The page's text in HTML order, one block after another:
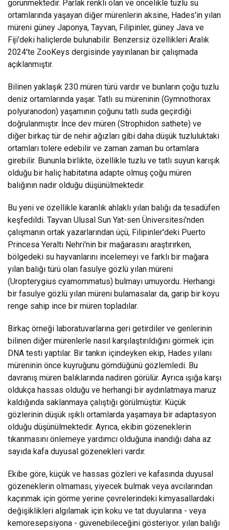
görünmektedir. Parlak renkli olan ve öncelikle tuzlu su
ortamlarında yaşayan diğer mürenlerin aksine, Hades'in yılan
müreni güney Japonya, Tayvan, Filipinler, güney Java ve
Fiji'deki haliçlerde bulunabilir. Benzersiz özellikleri Aralık
2024'te ZooKeys dergisinde yayınlanan bir çalışmada
açıklanmıştır.
Bilinen yaklaşık 230 müren türü vardır ve bunların çoğu tuzlu
deniz ortamlarında yaşar. Tatlı su müreninin (Gymnothorax
polyuranodon) yaşamının çoğunu tatlı suda geçirdiği
doğrulanmıştır. İnce dev müren (Strophidon sathete) ve
diğer birkaç tür de nehir ağızları gibi daha düşük tuzluluktaki
ortamları tolere edebilir ve zaman zaman bu ortamlara
girebilir. Bununla birlikte, özellikle tuzlu ve tatlı suyun karışık
olduğu bir haliç habitatına adapte olmuş çoğu müren
balığının nadir olduğu düşünülmektedir.
Bu yeni ve özellikle karanlık ahlaklı yılan balığı da tesadüfen
keşfedildi. Tayvan Ulusal Sun Yat-sen Üniversitesi'nden
çalışmanın ortak yazarlarından üçü, Filipinler'deki Puerto
Princesa Yeraltı Nehri'nin bir mağarasını araştırırken,
bölgedeki su hayvanlarını incelemeyi ve farklı bir mağara
yılan balığı türü olan fasulye gözlü yılan müreni
(Uropterygius cyamommatus) bulmayı umuyordu. Herhangi
bir fasulye gözlü yılan müreni bulamasalar da, garip bir koyu
renge sahip ince bir müren topladılar.
Birkaç örneği laboratuvarlarına geri getirdiler ve genlerinin
bilinen diğer mürenlerle nasıl karşılaştırıldığını görmek için
DNA testi yaptılar. Bir tankın içindeyken ekip, Hades yılanı
müreninin önce kuyruğunu gömdüğünü gözlemledi. Bu
davranış müren balıklarında nadiren görülür. Ayrıca ışığa karşı
oldukça hassas olduğu ve herhangi bir aydınlatmaya maruz
kaldığında saklanmaya çalıştığı görülmüştür. Küçük
gözlerinin düşük ışıklı ortamlarda yaşamaya bir adaptasyon
olduğu düşünülmektedir. Ayrıca, ekibin gözeneklerin
tıkanmasını önlemeye yardımcı olduğuna inandığı daha az
sayıda kafa duyusal gözenekleri vardır.
Ekibe göre, küçük ve hassas gözleri ve kafasında duyusal
gözeneklerin olmaması, yiyecek bulmak veya avcılarından
kaçınmak için görme yerine çevrelerindeki kimyasallardaki
değişiklikleri algılamak için koku ve tat duyularına - veya
kemoresepsiyona - güvenebileceğini gösteriyor. yılan balığı